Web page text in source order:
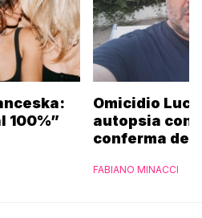
100%”
Omicidio
autopsia
conferma del
FABIANO MINACCI